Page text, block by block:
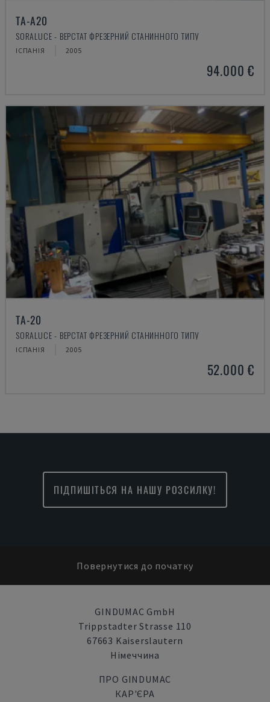
TA-A20
SORALUCE - ВЕРСТАТ ФРЕЗЕРНИЙ СТАНИННОГО ТИПУ
ІСПАНІЯ 2005
94.000 €
TA-20
SORALUCE - ВЕРСТАТ ФРЕЗЕРНИЙ СТАНИННОГО ТИПУ
ІСПАНІЯ 2005
52.000 €
ПІДПИШІТЬСЯ НА НАШУ РОЗСИЛКУ!
Повернутися до початку
GINDUMAC GmbH
Trippstadter Strasse 110
67663 Kaiserslautern
Німеччина
ПРО GINDUMAC
КАР'ЄРА